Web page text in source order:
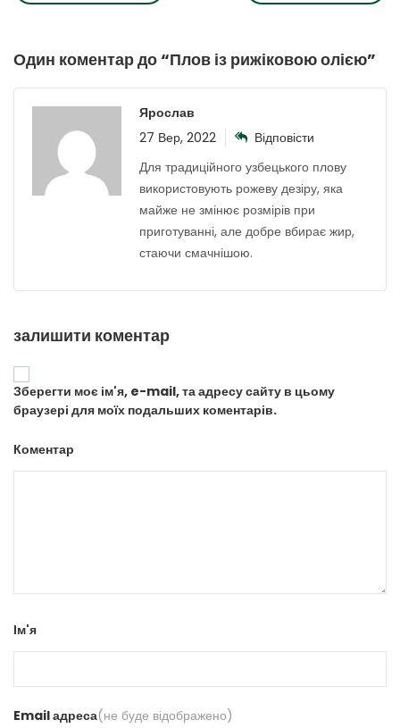
Один коментар до “Плов із рижіковою олією”
Ярослав
27 Вер, 2022
Відповісти
Для традиційного узбецького плову
використовують рожеву дезіру, яка
майже не змінює розмірів при
приготуванні, але добре вбирає жир,
стаючи смачнішою.
залишити коментар
Зберегти моє ім'я, e-mail, та адресу сайту в цьому
браузері для моїх подальших коментарів.
Коментар
Ім'я
Email адреса(не буде відображено)